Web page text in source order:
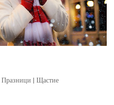
Празници | Щастие